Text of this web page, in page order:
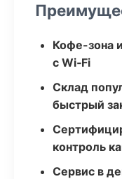
Кофе-зона
с Wi‑Fi
Склад
быстрый
контроль
Сервис в